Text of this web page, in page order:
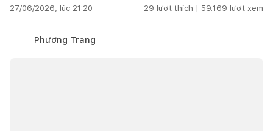
27/06/2026, lúc 21:20 29 lượt thích | 59.169 lượt xem
Phương Trang